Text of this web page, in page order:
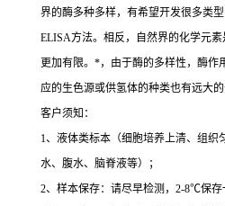
界的酶多种多样，有希望开发很多类
ELISA方法。相反，自然界的化学元
更加有限。 *，由于酶的多样性，酶作
应的生色源或供氢体的种类也有远大的
客户须知：
1、液体类标本（细胞培养上清、组织
水、腹水、脑脊液等）；
2、样本保存：请尽早检测， 2-8℃保存